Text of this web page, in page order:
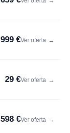
999 €Ver oferta →
29 €Ver oferta →
598 €Ver oferta →